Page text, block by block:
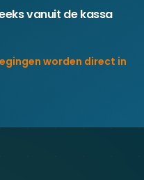
vanuit de kassa
worden direct in